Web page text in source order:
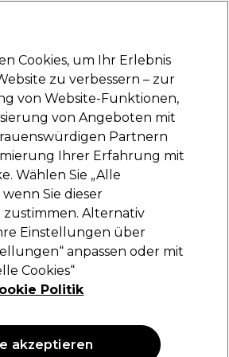
Anmelden
Elektrogeräte Saloneinrichtung
und Lieferzeiten
– mehr erfahren
Professional Igora Vibrance
Vibrance
Cookies, um Ihr Erlebnis
zu verbessern – zur
von Website-Funktionen,
von Angeboten mit
Partnern
Ihrer Erfahrung mit
Wählen Sie „Alle
Sie dieser
Alternativ
Einstellungen über
anpassen oder mit
Cookies“
Politik
akzeptieren